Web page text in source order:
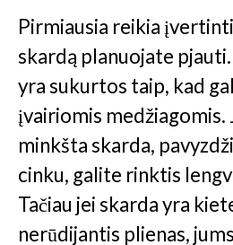
Pirmiausia reikia
skardą planuojate
yra sukurtos taip, kad
įvairiomis medžiagomis.
minkšta skarda,
cinku, galite rinktis
Tačiau jei skarda yra
nerūdijantis plienas,